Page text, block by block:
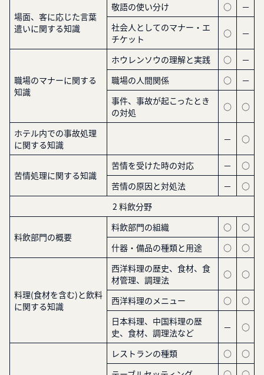
場面、客に応じた言葉
遣いに関する知識
敬語の使い分け ○
－
社会人としてのマナー・エ
チケット
○ －
職場のマナーに関する
知識
ホウレンソウの理解と実践 ○
－
職場の人間関係
○
－
事件、事故が起こったとき
の対処
○ ○
ホテル内での事故処理
に関する知識
－ ○
苦情処理に関する知識
苦情を受けた時の対応 －
○
苦情の原因と対処法
－
○
2 料飲分野
料飲部門の概要
料飲部門の組織 ○
○
什器・備品の種類と用途
○ ○
料理(食材を含む)と飲料
に関する知識
西洋料理の歴史、食材、食
材管理、調理法
○ ○
西洋料理のメニュー ○
○
日本料理、中国料理の歴
史、食材、調理法など
－ ○
レストランの種類 ○
○